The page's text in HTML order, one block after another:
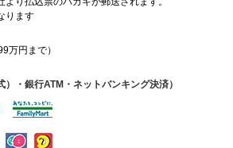
ります
万円まで）
）・銀行ATM・ネットバンキング決済）